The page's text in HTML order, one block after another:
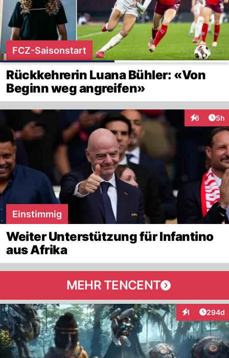
FCZ-Saisonstart
Rückkehrerin Luana Bühler: «Von
Beginn weg angreifen»
6 5h
Einstimmig
Weiter Unterstützung für Infantino
aus Afrika
MEHR TENCENT
1
Interaktionen
294d